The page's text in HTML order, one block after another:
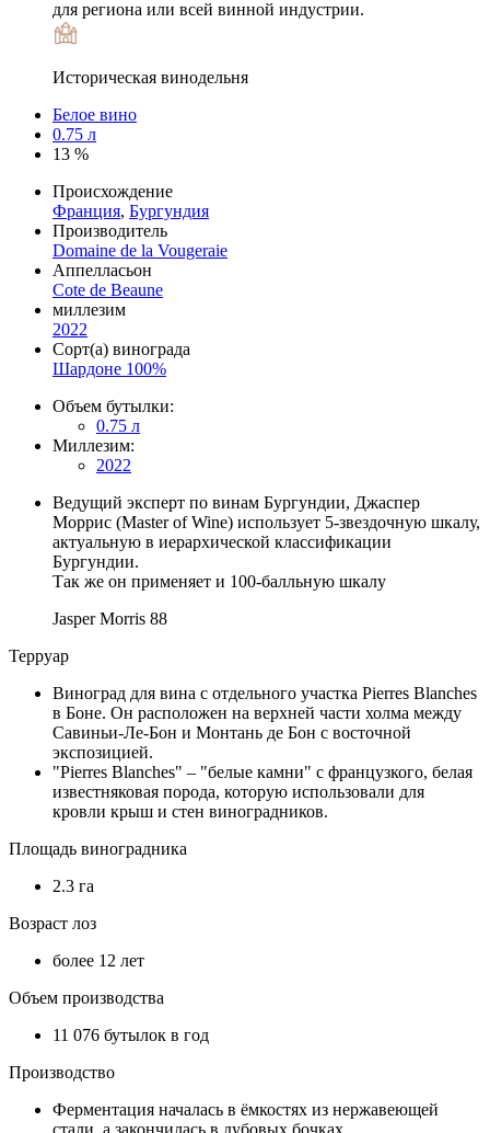
для региона или всей винной индустрии.
Историческая винодельня
Белое вино
0.75 л
13 %
Происхождение
Франция, Бургундия
Производитель
Domaine de la Vougeraie
Аппелласьон
Cote de Beaune
миллезим
2022
Сорт(а) винограда
Шардоне 100%
Объем бутылки:
0.75 л
Миллезим:
2022
Ведущий эксперт по винам Бургундии, Джаспер
Моррис (Master of Wine) использует 5-звездочную шкалу,
актуальную в иерархической классификации
Бургундии.
Так же он применяет и 100-балльную шкалу
Jasper Morris 88
Терруар
Виноград для вина с отдельного участка Pierres Blanches
в Боне. Он расположен на верхней части холма между
Савиньи-Ле-Бон и Монтань де Бон с восточной
экспозицией.
"Pierres Blanches" – "белые камни" с французкого, белая
известняковая порода, которую использовали для
кровли крыш и стен виноградников.
Площадь виноградника
2.3 га
Возраст лоз
более 12 лет
Объем производства
11 076 бутылок в год
Производство
Ферментация началась в ёмкостях из нержавеющей
стали, а закончилась в дубовых бочках.